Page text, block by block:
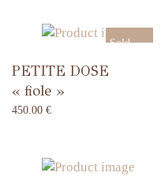
Sold
PETITE DOSE
« fiole »
450.00 €